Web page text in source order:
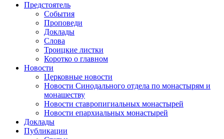
Предстоятель
События
Проповеди
Доклады
Слова
Троицкие листки
Коротко о главном
Новости
Церковные новости
Новости Синодального отдела по монастырям и
монашеству
Новости ставропигиальных монастырей
Новости епархиальных монастырей
Доклады
Публикации